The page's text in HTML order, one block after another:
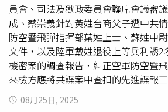
機率很低。」根據國軍附屬的「財團
（Institute for National Defense and
INDSR）今年5月公布的調查，約有6
在5年內不太可能攻擊台灣。這與美
在眉睫」形成鮮明對比，美方甚至評
年前具備武統能力。賴清德政府不斷
能避戰。」他們聲稱台灣並不尋求衝
的權利。除了推動軍隊改革之外，政
員會、司法及獄政委員會聯席會議審
成、蔡崇義針對黃姓台商父子遭中共
防空暨飛彈指揮部葉姓上士、蘇姓中
文件，以及陸軍戴姓退役上等兵利誘
機密案的調查報告，糾正空軍防空暨
來檢方應將共諜案中查扣的先進諜報
方進行科研。監察院表示，本調查報
對外公開，僅摘要說明。浦忠成、蔡
08月25日, 2025